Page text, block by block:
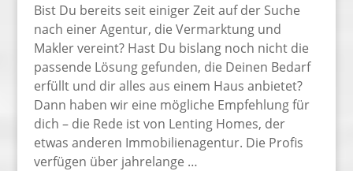
Bist Du bereits seit einiger Zeit auf der Suche
nach einer Agentur, die Vermarktung und
Makler vereint? Hast Du bislang noch nicht die
passende Lösung gefunden, die Deinen Bedarf
erfüllt und dir alles aus einem Haus anbietet?
Dann haben wir eine mögliche Empfehlung für
dich – die Rede ist von Lenting Homes, der
etwas anderen Immobilienagentur. Die Profis
verfügen über jahrelange …